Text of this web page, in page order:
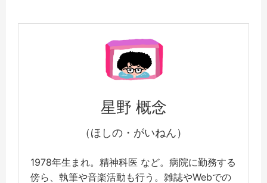
星野 概念
（ほしの・がいねん）
1978年生まれ。精神科医 など。病院に勤務する
傍ら、執筆や音楽活動も行う。雑誌やWebでの